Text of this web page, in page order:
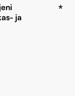
ja
*